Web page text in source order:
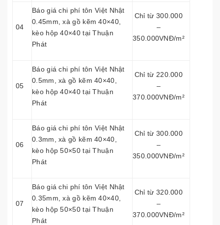
04
Báo giá chi phí tôn Việt Nhật
0.45mm, xà gồ kẽm 40×40,
kèo hộp 40×40 tại Thuận
Phát
Chỉ từ 300.000
–
350.000VNĐ/m²
05
Báo giá chi phí tôn Việt Nhật
0.5mm, xà gồ kẽm 40×40,
kèo hộp 40×40 tại Thuận
Phát
Chỉ từ 220.000
–
370.000VNĐ/m²
06
Báo giá chi phí tôn Việt Nhật
0.3mm, xà gồ kẽm 40×40,
kèo hộp 50×50 tại Thuận
Phát
Chỉ từ 300.000
–
350.000VNĐ/m²
07
Báo giá chi phí tôn Việt Nhật
0.35mm, xà gồ kẽm 40×40,
kèo hộp 50×50 tại Thuận
Phát
Chỉ từ 320.000
–
370.000VNĐ/m²